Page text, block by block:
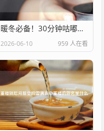
暖冬必备！30分钟咕嘟出酥烂入味啤酒牛肉，汤汁泡饭舔碗底！
2026-06-10 959 人在看